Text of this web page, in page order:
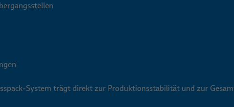
System trägt direkt zur Produktionsstabilität und zur